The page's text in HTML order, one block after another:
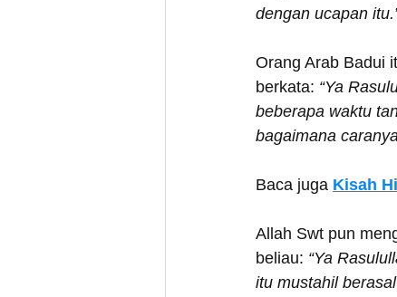
dengan ucapan
Orang Arab Badui
berkata: “Ya
beberapa waktu
bagaimana
Baca juga Kisah
Allah Swt pun
beliau: “Ya
itu mustahil